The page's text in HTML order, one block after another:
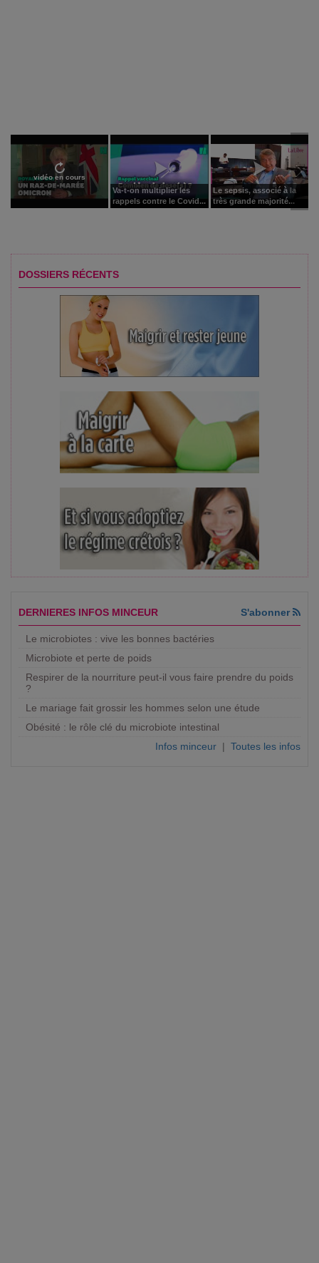
vidéo en cours
Va-t-on multiplier les
rappels contre le Covid...
Le sepsis, associé à la
très grande majorité...
DOSSIERS RÉCENTS
DERNIERES INFOS MINCEUR S'abonner
Le microbiotes : vive les bonnes bactéries
Microbiote et perte de poids
Respirer de la nourriture peut-il vous faire prendre du poids
?
Le mariage fait grossir les hommes selon une étude
Obésité : le rôle clé du microbiote intestinal
Infos minceur | Toutes les infos